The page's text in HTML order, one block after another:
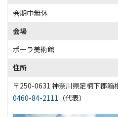
会期中無休
会場
ポーラ美術館
住所
〒250-0631 神奈川県足柄下郡箱
0460-84-2111 （代表）